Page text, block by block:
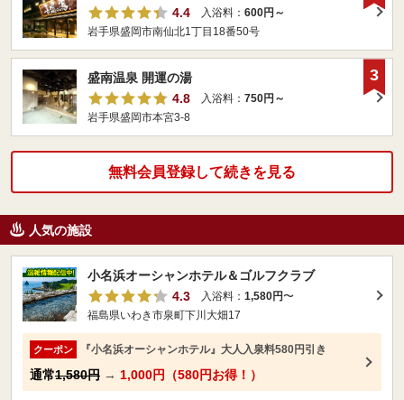
4.4
入浴料： 600円～
岩手県盛岡市南仙北1丁目18番50号
盛南温泉 開運の湯
4.8
入浴料： 750円～
岩手県盛岡市本宮3-8
3
無料会員登録して続きを見る
人気の施設
小名浜オーシャンホテル＆ゴルフクラブ
4.3
入浴料： 1,580円〜
福島県いわき市泉町下川大畑17
クーポン 『小名浜オーシャンホテル』大人入泉料580円引き
通常1,580円 → 1,000円（580円お得！）